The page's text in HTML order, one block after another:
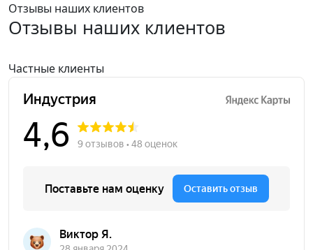
Отзывы наших клиентов
Отзывы наших клиентов
Частные клиенты